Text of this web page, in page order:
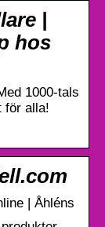
|
hos
1000-tals
för alla!
| Åhléns